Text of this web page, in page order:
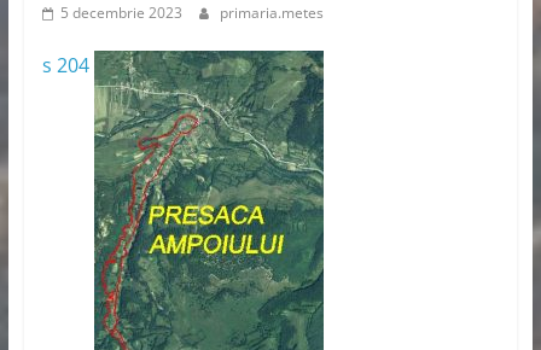
5 decembrie 2023 primaria.metes
s 204